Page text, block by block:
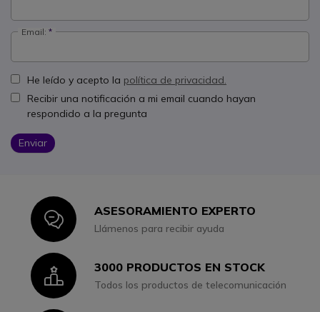
Email:
He leído y acepto la política de privacidad.
Recibir una notificación a mi email cuando hayan
respondido a la pregunta
Enviar
IconASESORAMIENTO EXPERTO
Llámenos para recibir ayuda
Icon3000 PRODUCTOS EN STOCK
Todos los productos de telecomunicación